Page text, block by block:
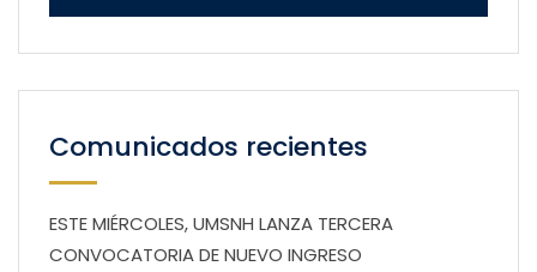
Comunicados recientes
ESTE MIÉRCOLES, UMSNH LANZA TERCERA
CONVOCATORIA DE NUEVO INGRESO